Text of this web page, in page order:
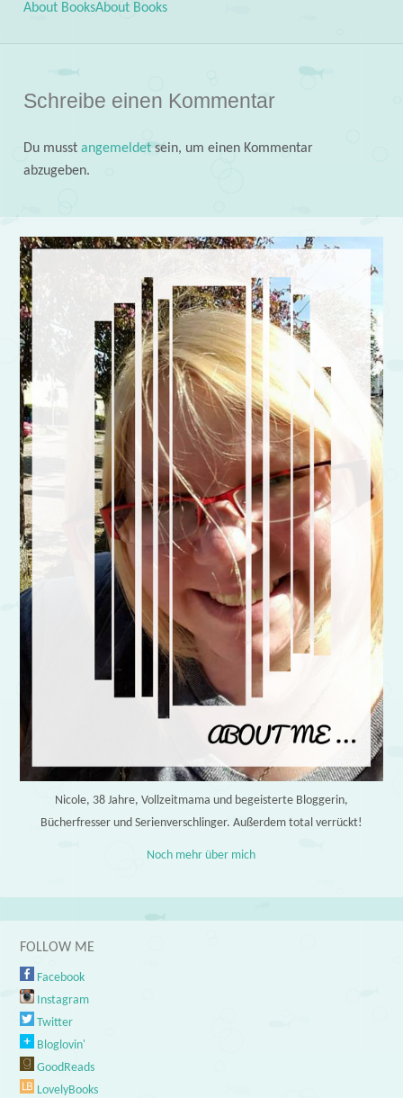
About BooksAbout Books
Schreibe einen Kommentar
Du musst angemeldetsein, um einen Kommentar
abzugeben.
Nicole, 38 Jahre, Vollzeitmama und begeisterte Bloggerin,
Bücherfresser und Serienverschlinger. Außerdem total verrückt!
Noch mehr über mich
FOLLOW ME
Facebook
Instagram
Twitter
Bloglovin'
GoodReads
LovelyBooks